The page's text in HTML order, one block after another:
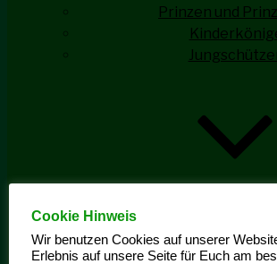
Prinzen und
Ehrengarde
Cookie Hinweis
Wir benutzen Cookies auf unserer
Erlebnis auf unsere Seite für Euch am